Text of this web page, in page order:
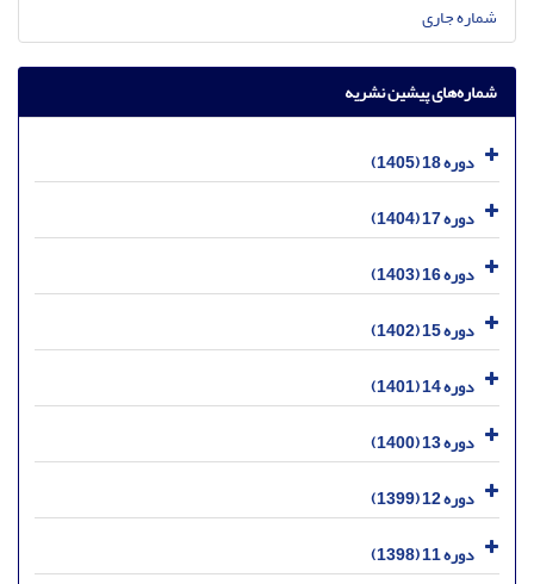
شماره جاری
شماره‌های پیشین نشریه
دوره 18 (1405)
دوره 17 (1404)
دوره 16 (1403)
دوره 15 (1402)
دوره 14 (1401)
دوره 13 (1400)
دوره 12 (1399)
دوره 11 (1398)